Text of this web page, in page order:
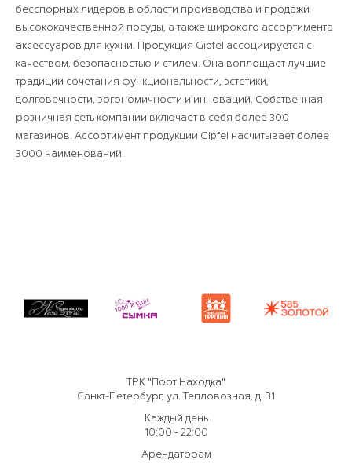
бесспорных лидеров в области производства и продажи
высококачественной посуды, а также широкого ассортимента
аксессуаров для кухни. Продукция Gipfel ассоциируется с
качеством, безопасностью и стилем. Она воплощает лучшие
традиции сочетания функциональности, эстетики,
долговечности, эргономичности и инноваций. Собственная
розничная сеть компании включает в себя более 300
магазинов. Ассортимент продукции Gipfel насчитывает более
3000 наименований.
Каждый день
10:00 - 22:00
Арендаторам
ТРК "Порт Находка"
Санкт-Петербург, ул. Тепловозная, д. 31